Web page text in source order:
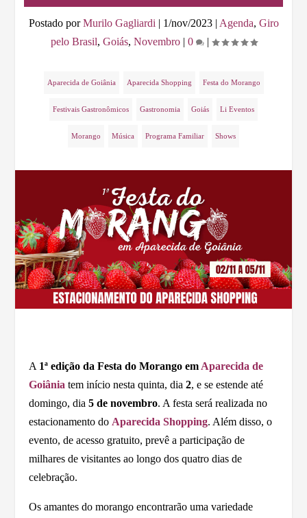
Postado porMurilo Gagliardi | 1/nov/2023| Agenda, Giro
pelo Brasil, Goiás, Novembro| 0 |
Aparecida de Goiânia Aparecida Shopping Festa do Morango
Festivais Gastronômicos Gastronomia Goiás Li Eventos
Morango Música Programa Familiar Shows
A 1ª edição da Festa do Morango em Aparecida de
Goiânia tem início nesta quinta, dia2, e se estende até
domingo, dia 5 de novembro. A festa será realizada no
estacionamento do Aparecida Shopping. Além disso, o
evento, de acesso gratuito, prevê a participação de
milhares de visitantes ao longo dos quatro dias de
celebração.
Os amantes do morango encontrarão uma variedade